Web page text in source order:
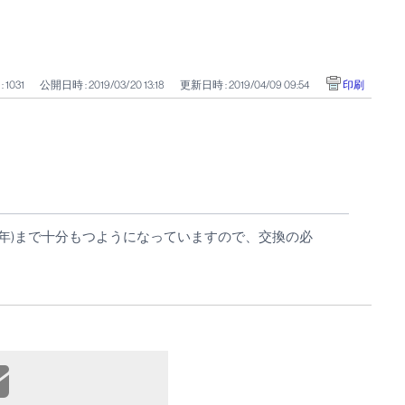
1031 公開日時 : 2019/03/20 13:18 更新日時 : 2019/04/09 09:54 印刷
)まで十分もつようになっていますので、交換の必